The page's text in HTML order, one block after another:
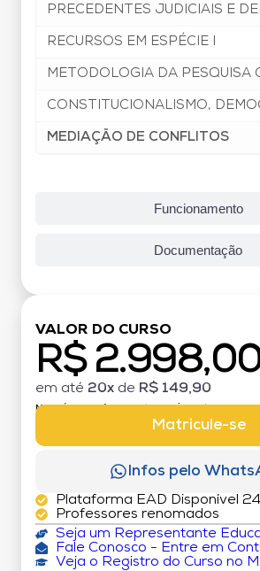
Funcionamento
Documentação
PRECEDENTES JUDICIAIS E
RECURSOS EM ESPÉCIE I
METODOLOGIA DA PESQUISA
CONSTITUCIONALISMO,
MEDIAÇÃO DE CONFLITOS
VALOR DO CURSO
R$
em até 20x de R$ 149,90
MATRÍCULA:
Matricule-se
Infos pelo
Plataforma EAD Disponível
Professores renomados
Seja um Representante
Fale Conosco - Entre em
Veja o Registro do Curso no